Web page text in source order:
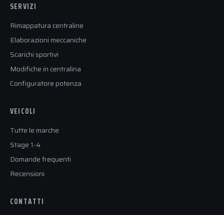
SERVIZI
Rimappatura centraline
Elaborazioni meccaniche
Scarichi sportivi
Modifiche in centralina
Configuratore potenza
VEICOLI
Tutte le marche
Stage 1-4
Domande frequenti
Recensioni
CONTATTI